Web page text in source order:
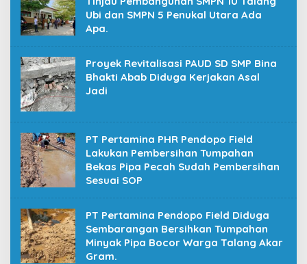
Ubi dan SMPN 5 Penukal Utara Ada
Apa.
Proyek Revitalisasi PAUD SD SMP Bina
Bhakti Abab Diduga Kerjakan Asal
Jadi
PT Pertamina PHR Pendopo Field
Lakukan Pembersihan Tumpahan
Bekas Pipa Pecah Sudah Pembersihan
Sesuai SOP
PT Pertamina Pendopo Field Diduga
Sembarangan Bersihkan Tumpahan
Minyak Pipa Bocor Warga Talang Akar
Gram.